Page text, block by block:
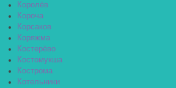
Королёв
Короча
Корсаков
Коряжма
Костерёво
Костомукша
Кострома
Котельники